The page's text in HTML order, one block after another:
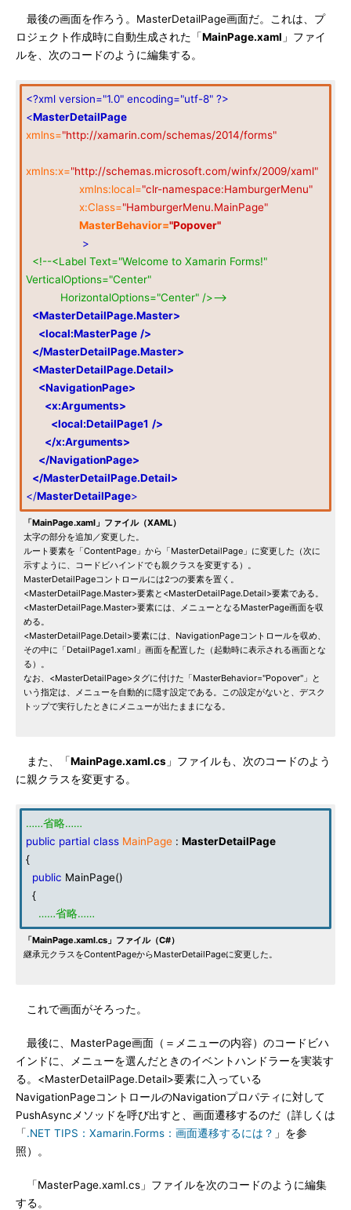
最後の画面を作ろう。MasterDetailPage画面だ。これは、プ
ロジェクト作成時に自動生成された「MainPage.xaml 」ファイ
ルを、次のコードのように編集する。
<?xml version="1.0" encoding="utf-8" ?>
<MasterDetailPage
xmlns="http://xamarin.com/schemas/2014/forms"
xmlns:x="http://schemas.microsoft.com/winfx/2009/xaml"
xmlns:local="clr-namespace:HamburgerMenu"
x:Class="HamburgerMenu.MainPage"
MasterBehavior="Popover"
>
<!--<Label Text="Welcome to Xamarin Forms!"
VerticalOptions="Center"
HorizontalOptions="Center" />-->
<MasterDetailPage.Master>
<local:MasterPage />
</MasterDetailPage.Master>
<MasterDetailPage.Detail>
<NavigationPage>
<x:Arguments>
<local:DetailPage1 />
</x:Arguments>
</NavigationPage>
</MasterDetailPage.Detail>
</MasterDetailPage>
「MainPage.xaml」ファイル（XAML）
太字の部分を追加／変更した。
ルート要素を「ContentPage」から「MasterDetailPage」に変更した（次に
示すように、コードビハインドでも親クラスを変更する）。
MasterDetailPageコントロールには2つの要素を置く。
<MasterDetailPage.Master>要素と<MasterDetailPage.Detail>要素である。
<MasterDetailPage.Master>要素には、メニューとなるMasterPage画面を収
める。
<MasterDetailPage.Detail>要素には、NavigationPageコントロールを収め、
その中に「DetailPage1.xaml」画面を配置した（起動時に表示される画面とな
る）。
なお、<MasterDetailPage>タグに付けた「MasterBehavior="Popover"」と
いう指定は、メニューを自動的に隠す設定である。この設定がないと、デスク
トップで実行したときにメニューが出たままになる。
また、「MainPage.xaml.cs 」ファイルも、次のコードのよう
に親クラスを変更する。
……省略……
public partial class MainPage : MasterDetailPage
{
public MainPage()
{
……省略……
「MainPage.xaml.cs」ファイル（C#）
継承元クラスをContentPageからMasterDetailPageに変更した。
これで画面がそろった。
最後に、MasterPage画面（＝メニューの内容）のコードビハ
インドに、メニューを選んだときのイベントハンドラーを実装す
る。<MasterDetailPage.Detail>要素に入っている
NavigationPageコントロールのNavigationプロパティに対して
PushAsyncメソッドを呼び出すと、画面遷移するのだ（詳しくは
「.NET TIPS：Xamarin.Forms：画面遷移するには？ 」を参
照）。
「MasterPage.xaml.cs」ファイルを次のコードのように編集
する。